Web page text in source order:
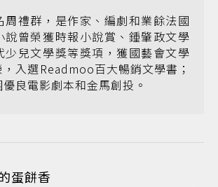
周禮群，是作家、編劇和業餘法國
說曾榮獲時報小說賞、鍾肇政文學
少兒文學獎等獎項，獲國藝會文學
入選Readmoo百大暢銷文學書；
良電影劇本和金馬創投。
蛋餅香